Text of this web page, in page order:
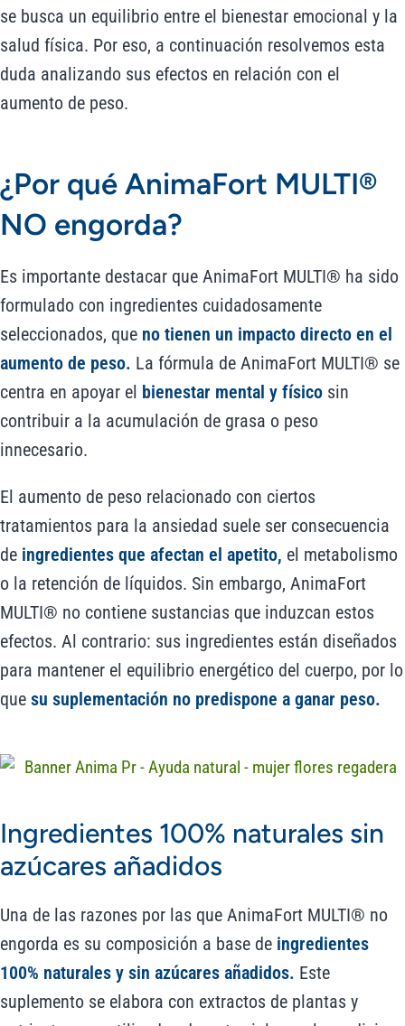
se busca un equilibrio entre el bienestar emocional y la
salud física. Por eso, a continuación resolvemos esta
duda analizando sus efectos en relación con el
aumento de peso.
¿Por qué AnimaFort MULTI®
NO engorda?
Es importante destacar que AnimaFort MULTI® ha sido
formulado con ingredientes cuidadosamente
seleccionados, que no tienen un impacto directo en el
aumento de peso. La fórmula de AnimaFort MULTI® se
centra en apoyar el bienestar mental y físico sin
contribuir a la acumulación de grasa o peso
innecesario.
El aumento de peso relacionado con ciertos
tratamientos para la ansiedad suele ser consecuencia
de ingredientes que afectan el apetito, el metabolismo
o la retención de líquidos. Sin embargo, AnimaFort
MULTI® no contiene sustancias que induzcan estos
efectos. Al contrario: sus ingredientes están diseñados
para mantener el equilibrio energético del cuerpo, por lo
que su suplementación no predispone a ganar peso.
Ingredientes 100% naturales sin
azúcares añadidos
Una de las razones por las que AnimaFort MULTI® no
engorda es su composición a base de ingredientes
100% naturales y sin azúcares añadidos. Este
suplemento se elabora con extractos de plantas y